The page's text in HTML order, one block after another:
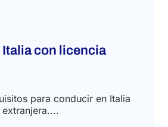
con licencia
para conducir en Italia